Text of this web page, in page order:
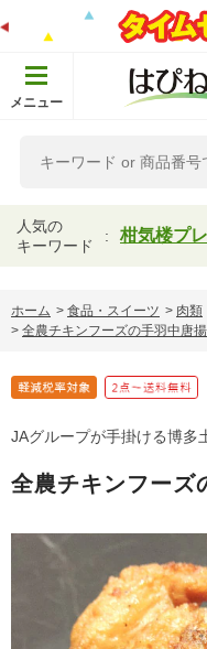
メニュー
人気の
キーワード
柑気楼プ
ホーム > 食品・スイーツ > 肉類
> 全農チキンフーズの手羽中唐
JAグループが手掛ける博多
全農チキンフーズ